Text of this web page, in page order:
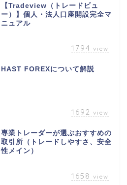
【Tradeview（トレードビュ
ー）】個人・法人口座開設完全マ
ニュアル
1794 view
HAST FOREXについて解説
1692 view
専業トレーダーが選ぶおすすめの
取引所（トレードしやすさ、安全
性メイン）
1658 view